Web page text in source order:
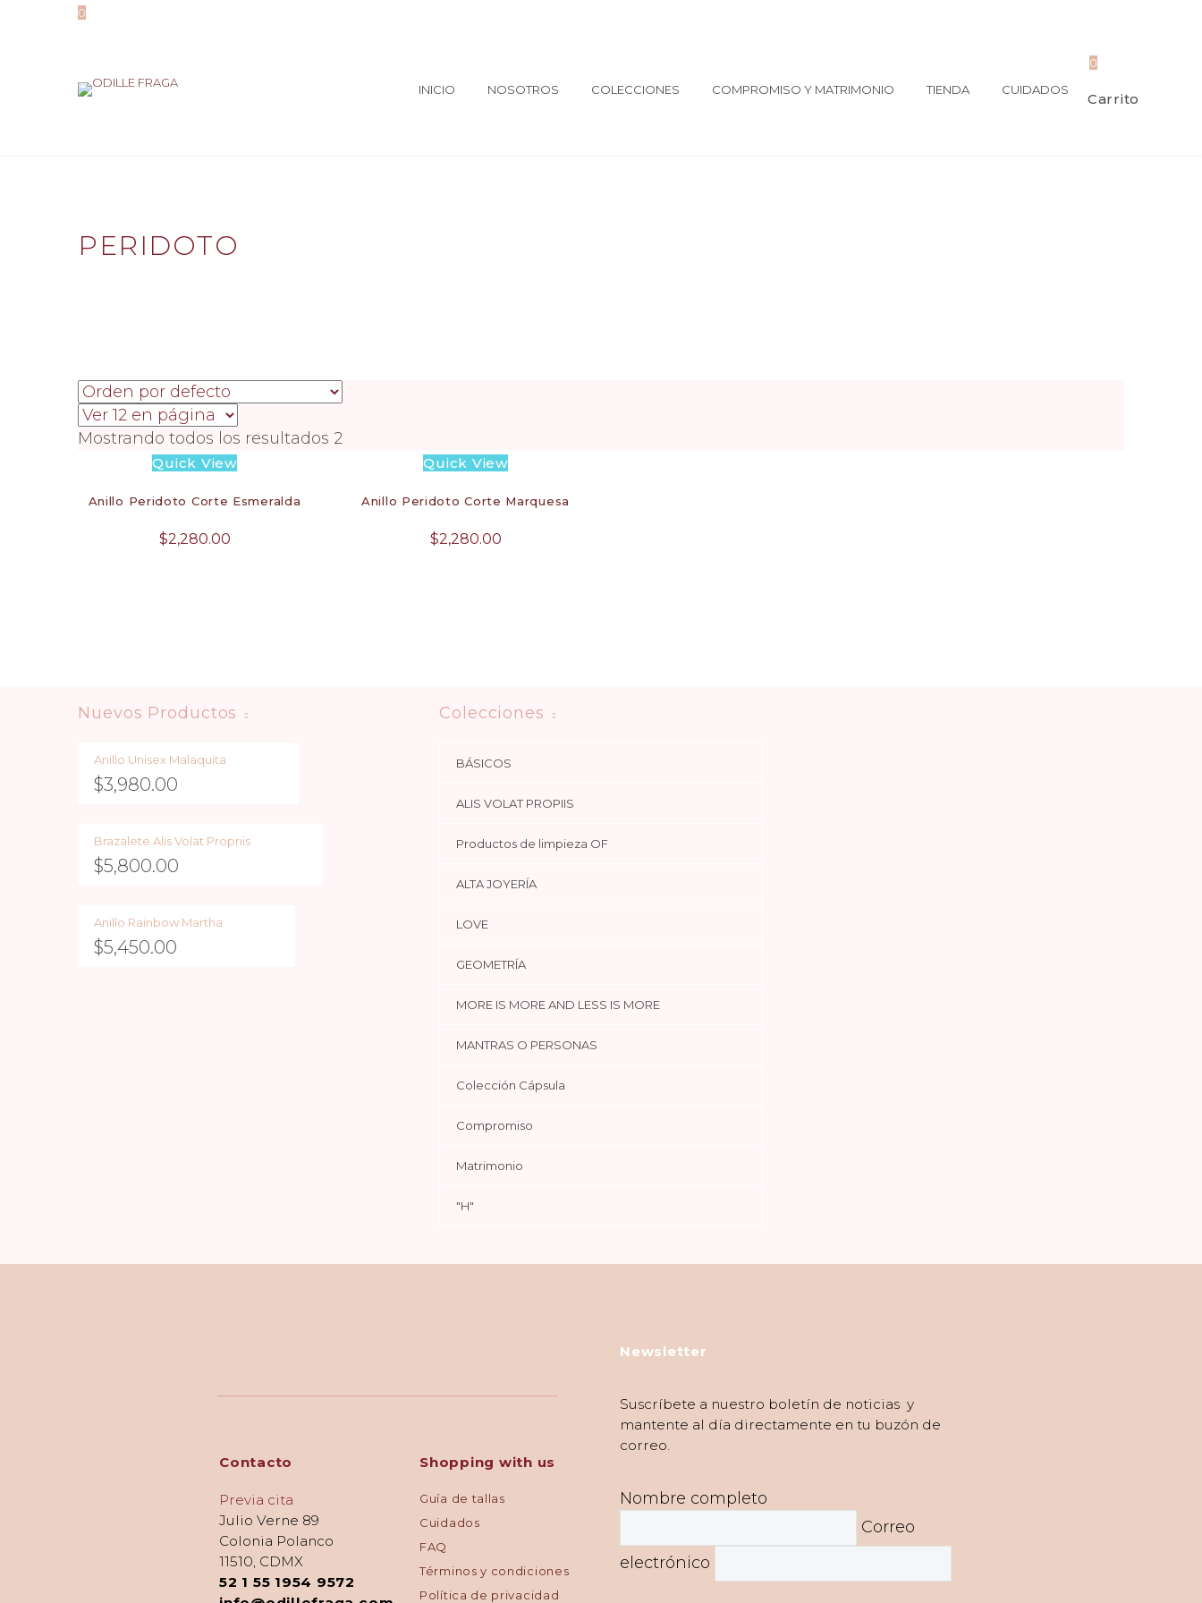
0
INICIO NOSOTROS COLECCIONES COMPROMISO Y MATRIMONIO TIENDA CUIDADOS
0
Carrito
PERIDOTO
Mostrando todos los resultados 2
Quick View
Anillo Peridoto Corte Esmeralda
$2,280.00
Quick View
Anillo Peridoto Corte Marquesa
$2,280.00
Nuevos Productos
Anillo Unisex Malaquita
$3,980.00
Brazalete Alis Volat Propriis
$5,800.00
Anillo Rainbow Martha
$5,450.00
Colecciones
BÁSICOS
ALIS VOLAT PROPIIS
Productos de limpieza OF
ALTA JOYERÍA
LOVE
GEOMETRÍA
MORE IS MORE AND LESS IS MORE
MANTRAS O PERSONAS
Colección Cápsula
Compromiso
Matrimonio
"H"
Contacto
Previa cita
Julio Verne 89
Colonia Polanco
11510, CDMX
52 1 55 1954 9572
Shopping with us
Guía de tallas
Cuidados
FAQ
Términos y condiciones
Política de privacidad
Newsletter
Suscríbete a nuestro boletín de noticias y
mantente al día directamente en tu buzón de
correo.
Nombre completo
Correo
electrónico